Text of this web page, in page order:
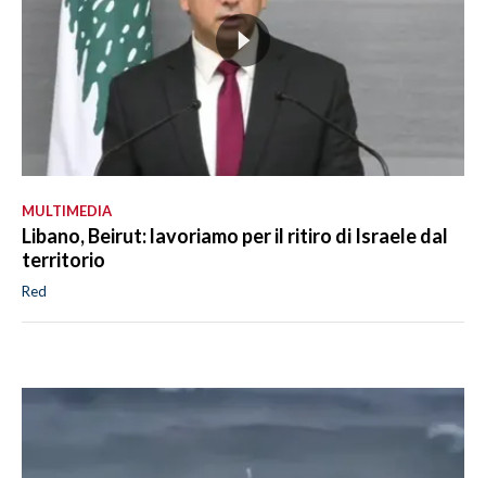
MULTIMEDIA
Libano, Beirut: lavoriamo per il ritiro di Israele dal
territorio
Red